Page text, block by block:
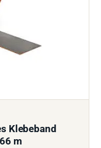
Klebeband
m